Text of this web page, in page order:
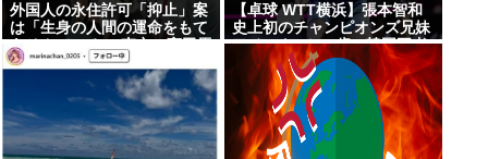
外国人の永住許可「抑止」案
は「生身の人間の運命をもて
あそんでいる」 東京・高田馬
場で反対アピール
【卓球 WTT横浜】張本智和
史上初のチャンピオンズ兄妹
アベックV！20歳の韓国王者
破り2連覇も達成！